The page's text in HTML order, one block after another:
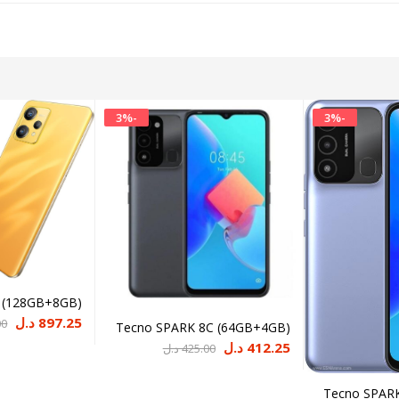
-
3%
Tecno
-
3%
Tecno SPARK 8C (64GB+4GB)
425.00د.ل
الأصلي
هو:
412.25 د.ل
الحالي
هو:
897.25 د.ل